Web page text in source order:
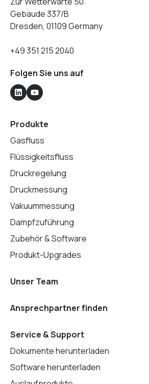
Gebaude 337/B
Dresden, 01109 Germany
+49 351 215 2040
Folgen Sie uns auf
Produkte
Gasfluss
Flüssigkeitsfluss
Druckregelung
Druckmessung
Vakuummessung
Dampfzuführung
Zubehör & Software
Produkt-Upgrades
Unser Team
Ansprechpartner finden
Service & Support
Dokumente herunterladen
Software herunterladen